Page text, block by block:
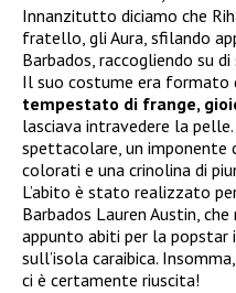
Innanzitutto diciamo che
fratello, gli Aura, sfilando
Barbados, raccogliendo su
Il suo costume era formato
tempestato di frange,
lasciava intravedere la pelle.
spettacolare, un imponente
colorati e una crinolina di
L’abito è stato realizzato
Barbados Lauren Austin,
appunto abiti per la popstar
sull’isola caraibica.
ci è certamente riuscita!